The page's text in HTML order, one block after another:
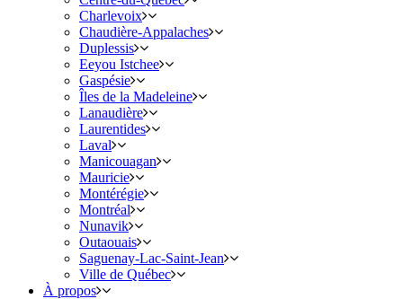
Charlevoix
Chaudière-Appalaches
Duplessis
Eeyou Istchee
Gaspésie
Îles de la Madeleine
Lanaudière
Laurentides
Laval
Manicouagan
Mauricie
Montérégie
Montréal
Nunavik
Outaouais
Saguenay-Lac-Saint-Jean
Ville de Québec
À propos